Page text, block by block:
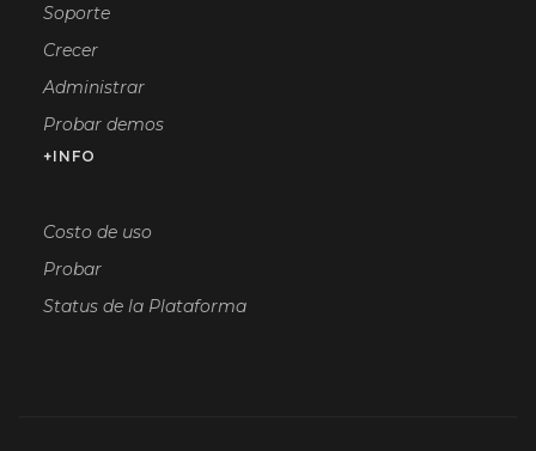
Soporte
Crecer
Administrar
Probar demos
+INFO
Costo de uso
Probar
Status de la Plataforma